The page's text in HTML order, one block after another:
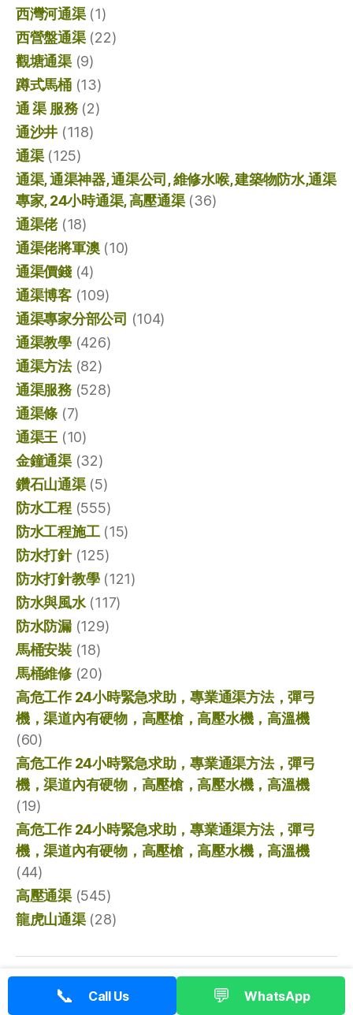
西灣河通渠(1)
西營盤通渠(22)
觀塘通渠(9)
蹲式馬桶(13)
通 渠 服務(2)
通沙井 (118)
通渠(125)
通渠, 通渠神器, 通渠公司, 維修水喉, 建築物防水,通渠
專家, 24小時通渠, 高壓通渠(36)
通渠佬(18)
通渠佬將軍澳(10)
通渠價錢(4)
通渠博客(109)
通渠專家分部公司 (104)
通渠教學(426)
通渠方法(82)
通渠服務(528)
通渠條 (7)
通渠王 (10)
金鐘通渠(32)
鑽石山通渠(5)
防水工程(555)
防水工程施工(15)
防水打針(125)
防水打針教學(121)
防水與風水(117)
防水防漏(129)
馬桶安裝(18)
馬桶維修(20)
高危工作 24小時緊急求助，專業通渠方法，彈弓
機，渠道內有硬物，高壓槍，高壓水機，高溫機
(60)
高危工作 24小時緊急求助，專業通渠方法，彈弓
機，渠道內有硬物，高壓槍，高壓水機，高溫機
(19)
高危工作 24小時緊急求助，專業通渠方法，彈弓
機，渠道內有硬物，高壓槍，高壓水機，高溫機
(44)
高壓通渠(545)
龍虎山通渠(28)
© 2026 香港通渠專家 向上
📞 Call Us 💬 WhatsApp